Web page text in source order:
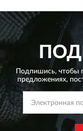
Подпишись, чтобы
предложениях,